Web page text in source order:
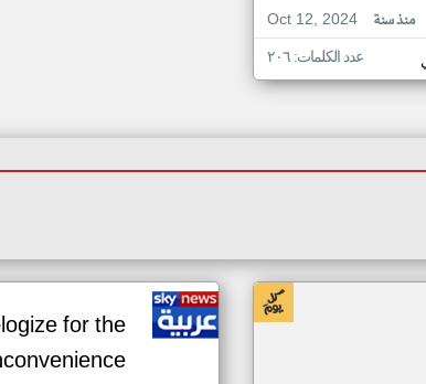
Oct 12, 2024
منذ سنة
عدد الكلمات: ٢٠٦
for the